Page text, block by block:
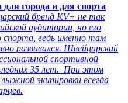
города и для спорта
бренд KV+ не так
аудитории, но его
ведь именно там
развивался. Швейцарский
спортивной
35 лет. При этом
экипировки всегда